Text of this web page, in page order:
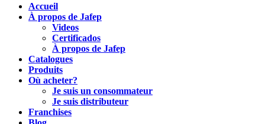
Accueil
À propos de Jafep
Videos
Certificados
À propos de Jafep
Catalogues
Produits
Où acheter?
Je suis un consommateur
Je suis distributeur
Franchises